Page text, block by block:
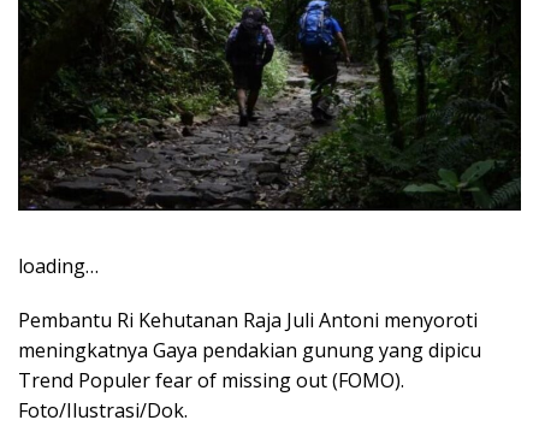
loading…
Pembantu Ri Kehutanan Raja Juli Antoni menyoroti
meningkatnya Gaya pendakian gunung yang dipicu
Trend Populer fear of missing out (FOMO).
Foto/Ilustrasi/Dok.